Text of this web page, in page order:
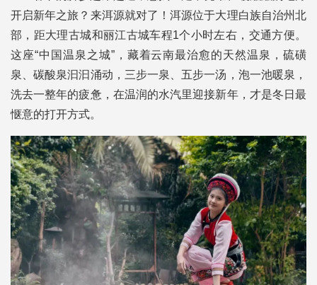
开启新年之旅？来洱源就对了！洱源位于大理白族自治州北
部，距大理古城和丽江古城车程1个小时左右，交通方便。
这座“中国温泉之城”，藏着云南最治愈的天然温泉，硫磺
泉、碳酸泉汩汩涌动，三步一泉、五步一汤，泡一池暖泉，
洗去一整年的疲惫，在温润的水汽里迎接新年，才是冬日最
惬意的打开方式。